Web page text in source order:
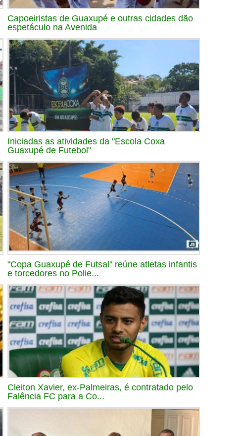
Capoeiristas de Guaxupé e outras cidades dão
espetáculo na Avenida
Iniciadas as atividades da "Escola Coxa
Guaxupé de Futebol"
"Copa Guaxupé de Futsal" reúne atletas infantis
e torcedores no Polie...
Cleiton Xavier, ex-Palmeiras, é contratado pelo
Falência FC para a Co...